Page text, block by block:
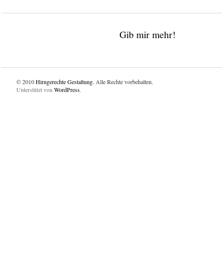
Gib mir mehr!
© 2010Hirngerechte Gestaltung. Alle Rechte vorbehalten.
Unterstützt von WordPress.